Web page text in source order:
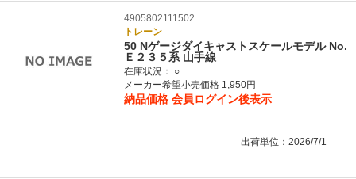
4905802111502
トレーン
50 Nゲージダイキャストスケールモデル No.
Ｅ２３５系 山手線
在庫状況：
○
メーカー希望小売価格 1,950円
納品価格 会員ログイン後表示
出荷単位：2026/7/1